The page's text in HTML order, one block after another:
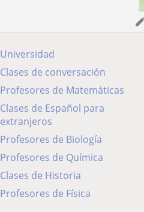
Universidad
Clases de conversación
Profesores de Matemáticas
Clases de Español para
extranjeros
Profesores de Biología
Profesores de Química
Clases de Historia
Profesores de Física